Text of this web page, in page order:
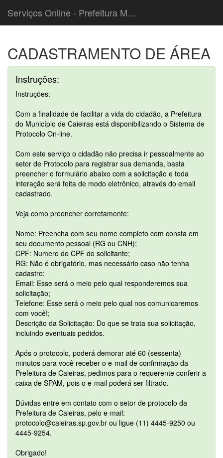
Serviços Online - Prefeitura Municipal de Caieiras
CADASTRAMENTO DE ÁREA
Instruções:
Instruções:
Com a finalidade de facilitar a vida do cidadão, a Prefeitura
do Município de Caieiras está disponibilizando o Sistema de
Protocolo On-line.
Com este serviço o cidadão não precisa ir pessoalmente ao
setor de Protocolo para registrar sua demanda, basta
preencher o formulário abaixo com a solicitação e toda
interação será feita de modo eletrônico, através do email
cadastrado.
Veja como preencher corretamente:
Nome: Preencha com seu nome completo com consta em
seu documento pessoal (RG ou CNH);
CPF: Numero do CPF do solicitante;
RG: Não é obrigatório, mas necessário caso não tenha
cadastro;
Email: Esse será o meio pelo qual responderemos sua
solicitação;
Telefone: Esse será o meio pelo qual nos comunicaremos
com você!;
Descrição da Solicitação: Do que se trata sua solicitação,
incluindo eventuais pedidos.
Após o protocolo, poderá demorar até 60 (sessenta)
minutos para você receber o e-mail de confirmação da
Prefeitura de Caieiras, pedimos para o requerente conferir a
caixa de SPAM, pois o e-mail poderá ser filtrado.
Dúvidas entre em contato com o setor de protocolo da
Prefeitura de Caieiras, pelo e-mail:
protocolo@caieiras.sp.gov.br ou ligue (11) 4445-9250 ou
4445-9254.
Obrigado!